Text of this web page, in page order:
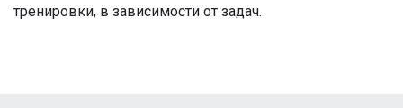
тренировки, в зависимости от задач.